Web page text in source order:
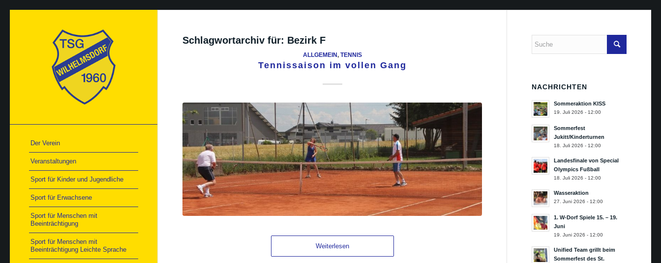
Der Verein
Veranstaltungen
Sport für Kinder und Jugendliche
Sport für Erwachsene
Sport für Menschen mit
Beeinträchtigung
Sport für Menschen mit
Beeinträchtigung Leichte Sprache
Schlagwortarchiv für: Bezirk F
ALLGEMEIN, TENNIS
Tennissaison im vollen Gang
Weiterlesen
NACHRICHTEN
Sommeraktion KISS
19. Juli 2026 - 12:00
Sommerfest
Jukitt/Kinderturnen
18. Juli 2026 - 12:00
Landesfinale von Special
Olympics Fußball
18. Juli 2026 - 12:00
Wasseraktion
27. Juni 2026 - 12:00
1. W-Dorf Spiele 15. – 19.
Juni
19. Juni 2026 - 12:00
Unified Team grillt beim
Sommerfest des St.